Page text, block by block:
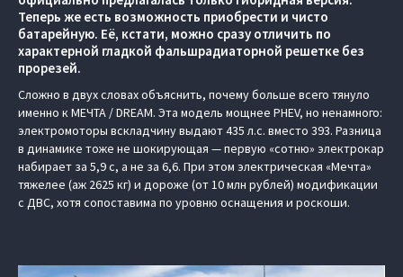
Теперь же есть возможность приобрести и чисто
батарейную. Её, кстати, можно сразу отличить по
характерной гладкой фальшрадиаторной решетке без
прорезей.
Сложно в двух словах объяснить, почему больше всего тянуло
именно к МЕЧТА / DREAM. Эта модель мощнее PHEV, но ненамного:
электромоторы вскладчину выдают 435 л.с. вместо 393. Разница
в динамике тоже не шокирующая — первую «сотню» электрокар
набирает за 5,9 с, а не за 6,6. При этом электрическая «Мечта»
тяжелее (аж 2625 кг) и дороже (от 10 млн рублей) модификации
с ДВС, хотя сопоставима по уровню оснащения и роскоши.